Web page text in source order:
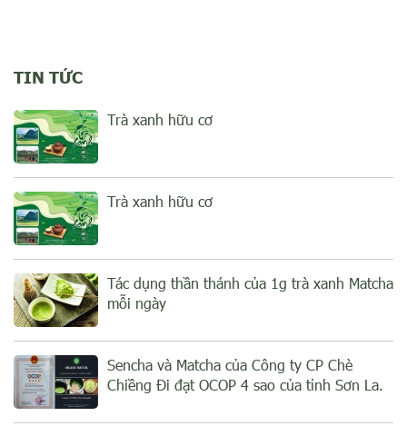
TIN TỨC
Trà xanh hữu cơ
Trà xanh hữu cơ
Tác dụng thần thánh của 1g trà xanh Matcha
mỗi ngày
Sencha và Matcha của Công ty CP Chè
Chiềng Đi đạt OCOP 4 sao của tỉnh Sơn La.